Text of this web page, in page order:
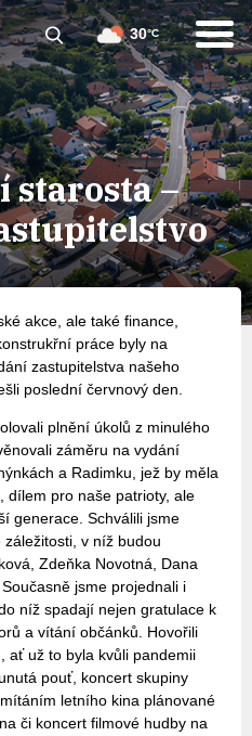
30°C
starosta –
akce, ale také finance,
práce byly na
zastupitelstva našeho
poslední červnový den.
plnění úkolů z minulého
záměru na vydání
a Radimku, jež by měla
dílem pro naše patrioty, ale
generace. Schválili jsme
v níž budou
Zdeňka Novotná, Dana
jsme projednali i
níž spadají nejen gratulace k
a vítání občánků. Hovořili
ať už to byla kvůli pandemii
pouť, koncert skupiny
letního kina plánované
či koncert filmové hudby na